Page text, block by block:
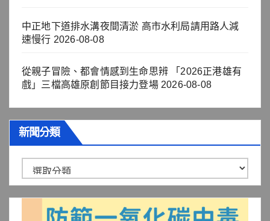
中正地下道排水溝夜間清淤 高市水利局請用路人減
速慢行 2026-08-08
從親子冒險、都會情感到生命思辨 「2026正港雄有
戲」三檔高雄原創節目接力登場 2026-08-08
新聞分類
聞